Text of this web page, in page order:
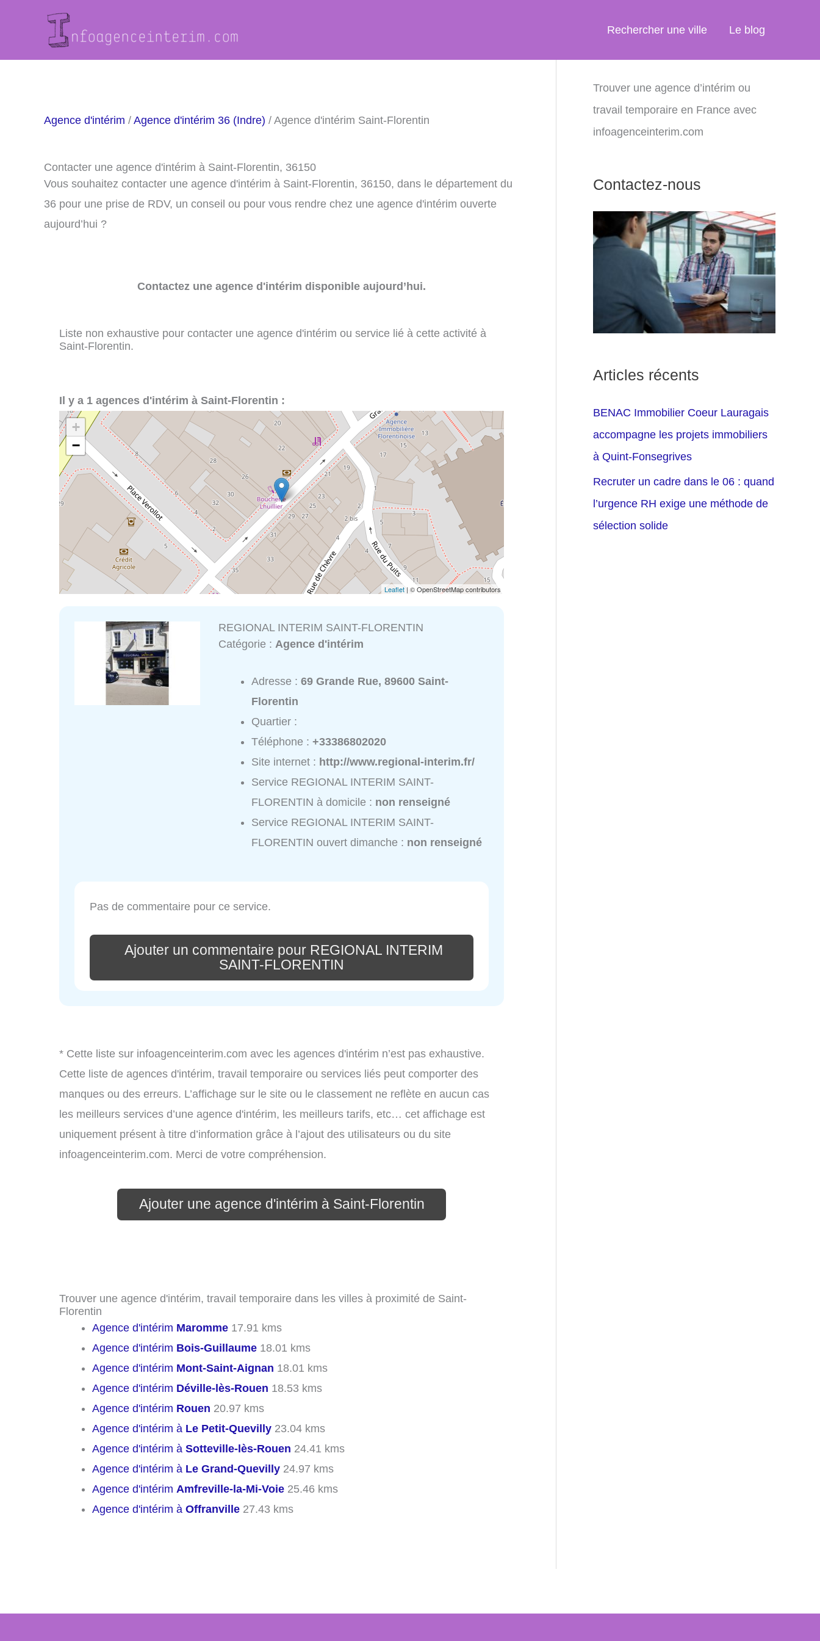
Rechercher une ville Le blog
Agence d'intérim / Agence d'intérim 36 (Indre) / Agence d'intérim Saint-Florentin
Contacter une agence d'intérim à Saint-Florentin, 36150
Vous souhaitez contacter une agence d'intérim à Saint-Florentin, 36150, dans le département du
36 pour une prise de RDV, un conseil ou pour vous rendre chez une agence d'intérim ouverte
aujourd’hui ?
Contactez une agence d'intérim disponible aujourd’hui.
Liste non exhaustive pour contacter une agence d'intérim ou service lié à cette activité à
Saint-Florentin.
Il y a 1 agences d'intérim à Saint-Florentin :
+
−
Leaflet | © OpenStreetMap contributors
REGIONAL INTERIM SAINT-FLORENTIN
Catégorie : Agence d'intérim
Adresse :69 Grande Rue, 89600 Saint-
Florentin
Quartier :
Téléphone :+33386802020
Site internet : http://www.regional-interim.fr/
Service REGIONAL INTERIM SAINT-
FLORENTIN à domicile : non renseigné
Service REGIONAL INTERIM SAINT-
FLORENTIN ouvert dimanche : non renseigné
Pas de commentaire pour ce service.
Ajouter un commentaire pour REGIONAL INTERIM
SAINT-FLORENTIN
* Cette liste sur infoagenceinterim.com avec les agences d'intérim n’est pas exhaustive.
Cette liste de agences d'intérim, travail temporaire ou services liés peut comporter des
manques ou des erreurs. L’affichage sur le site ou le classement ne reflète en aucun cas
les meilleurs services d’une agence d'intérim, les meilleurs tarifs, etc… cet affichage est
uniquement présent à titre d’information grâce à l’ajout des utilisateurs ou du site
infoagenceinterim.com. Merci de votre compréhension.
Ajouter une agence d'intérim à Saint-Florentin
Trouver une agence d'intérim, travail temporaire dans les villes à proximité de Saint-
Florentin
Agence d'intérim Maromme 17.91 kms
Agence d'intérim Bois-Guillaume 18.01 kms
Agence d'intérim Mont-Saint-Aignan 18.01 kms
Agence d'intérim Déville-lès-Rouen 18.53 kms
Agence d'intérim Rouen 20.97 kms
Agence d'intérim à Le Petit-Quevilly 23.04 kms
Agence d'intérim à Sotteville-lès-Rouen 24.41 kms
Agence d'intérim à Le Grand-Quevilly 24.97 kms
Agence d'intérim Amfreville-la-Mi-Voie 25.46 kms
Agence d'intérim à Offranville 27.43 kms
Trouver une agence d’intérim ou
travail temporaire en France avec
infoagenceinterim.com
Contactez-nous
Articles récents
BENAC Immobilier Coeur Lauragais
accompagne les projets immobiliers
à Quint-Fonsegrives
Recruter un cadre dans le 06 : quand
l’urgence RH exige une méthode de
sélection solide